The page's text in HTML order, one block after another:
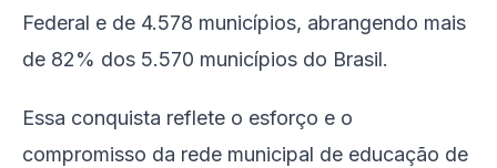
Federal e de 4.578 municípios, abrangendo mais
de 82% dos 5.570 municípios do Brasil.
Essa conquista reflete o esforço e o
compromisso da rede municipal de educação de